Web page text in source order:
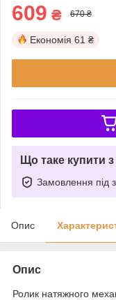
609 ₴ 670 ₴
Економія 61 ₴
Що таке купити
Замовлення під
Опис
Опис
Ролик натяжного